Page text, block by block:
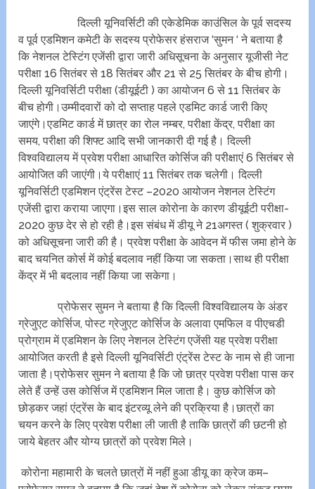
दिल्ली यूनिवर्सिटी की एकेडेमिक काउंसिल के पूर्व सदस्य
व पूर्व एडमिशन कमेटी के सदस्य प्रोफेसर हंसराज ‘सुमन ‘ ने बताया है
कि नेशनल टेस्टिंग एजेंसी द्वारा जारी अधिसूचना के अनुसार यूजीसी नेट
परीक्षा 16 सितंबर से 18 सितंबर और 21 से 25 सितंबर के बीच होगी।
दिल्ली यूनिवर्सिटी परीक्षा (डीयूईटी ) का आयोजन 6 से 11 सितंबर के
बीच होगी।उम्मीदवारों को दो सप्ताह पहले एडमिट कार्ड जारी किए
जाएंगे।एडमिट कार्ड में छात्र का रोल नम्बर, परीक्षा केंद्र, परीक्षा का
समय, परीक्षा की शिफ्ट आदि सभी जानकारी दी गई है। दिल्ली
विश्वविद्यालय में प्रवेश परीक्षा आधारित कोर्सिज की परीक्षाएं 6 सितंबर से
आयोजित की जाएंगी।ये परीक्षाएं 11 सितंबर तक चलेगी। दिल्ली
यूनिवर्सिटी एडमिशन एंट्रेंस टेस्ट –2020 आयोजन नेशनल टेस्टिंग
एजेंसी द्वारा कराया जाएगा।इस साल कोरोना के कारण डीयूईटी परीक्षा-
2020 कुछ देर से हो रही है।इस संबंध में डीयू ने 21अगस्त ( शुक्रवार )
को अधिसूचना जारी की है। प्रवेश परीक्षा के आवेदन में फीस जमा होने के
बाद चयनित कोर्स में कोई बदलाव नहीं किया जा सकता।साथ ही परीक्षा
केंद्र में भी बदलाव नहीं किया जा सकेगा।
प्रोफेसर सुमन ने बताया है कि दिल्ली विश्वविद्यालय के अंडर
ग्रेजुएट कोर्सिज, पोस्ट ग्रेजुएट कोर्सिज के अलावा एमफिल व पीएचडी
प्रोग्राम में एडमिशन के लिए नेशनल टेस्टिंग एजेंसी यह प्रवेश परीक्षा
आयोजित करती है इसे दिल्ली यूनिवर्सिटी एंट्रेंस टेस्ट के नाम से ही जाना
जाता है।प्रोफेसर सुमन ने बताया है कि जो छात्र प्रवेश परीक्षा पास कर
लेते हैं उन्हें उस कोर्सिज में एडमिशन मिल जाता है। कुछ कोर्सिज को
छोड़कर जहां एंट्रेंस के बाद इंटरव्यू लेने की प्रक्रिया है।छात्रों का
चयन करने के लिए प्रवेश परीक्षा ली जाती है ताकि छात्रों की छटनी हो
जाये बेहतर और योग्य छात्रों को प्रवेश मिले।
कोरोना महामारी के चलते छात्रों में नहीं हुआ डीयू का क्रेज कम–